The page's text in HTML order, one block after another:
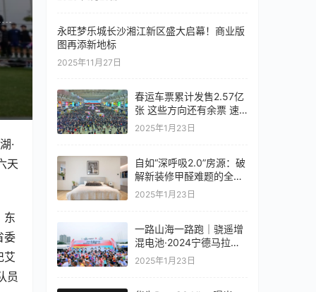
·
天
东
委
艾
员
永旺梦乐城长沙湘江新区盛大启幕！商业版
图再添新地标
2025年11月27日
春运车票累计发售2.57亿
张 这些方向还有余票 速
来看→
2025年1月23日
自如“深呼吸2.0”房源：破
解新装修甲醛难题的全面
策略
2025年1月23日
一路山海一路跑｜骁遥增
混电池·2024宁德马拉松
成功举办
2025年1月23日